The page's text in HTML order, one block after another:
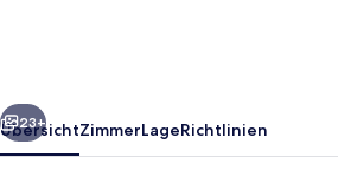
Weiter
23+
ÜbersichtZimmerLageRichtlinien